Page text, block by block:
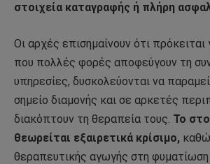
στοιχεία καταγραφής ή πλήρη
Οι αρχές επισημαίνουν ότι
που πολλές φορές αποφεύγουν τη
υπηρεσίες, δυσκολεύονται να
σημείο διαμονής και σε αρκετές
διακόπτουν τη θεραπεία τους. Το
θεωρείται εξαιρετικά κρίσιμο,
θεραπευτικής αγωγής στη